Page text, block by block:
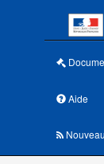
Aide